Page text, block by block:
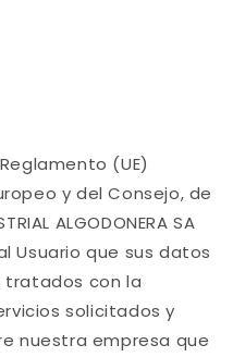
(UE)
y del Consejo, de
ALGODONERA SA
Usuario que sus datos
tratados con la
solicitados y
nuestra empresa que